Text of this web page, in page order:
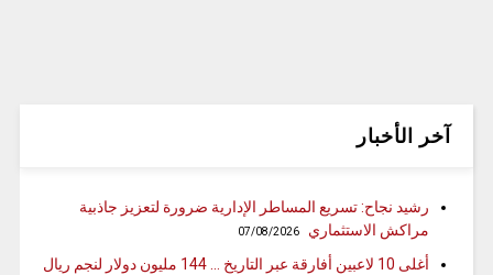
آخر الأخبار
رشيد نجاح: تسريع المساطر الإدارية ضرورة لتعزيز جاذبية
مراكش الاستثماري
07/08/2026
أغلى 10 لاعبين أفارقة عبر التاريخ … 144 مليون دولار لنجم ريال